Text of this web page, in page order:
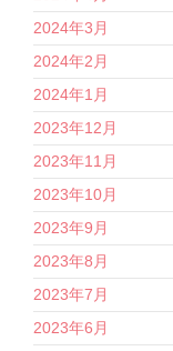
2024年3月
2024年2月
2024年1月
2023年12月
2023年11月
2023年10月
2023年9月
2023年8月
2023年7月
2023年6月